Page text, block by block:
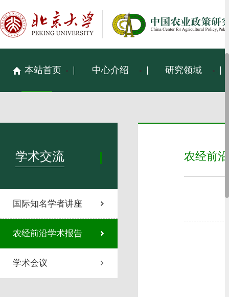
本站首页 中心介绍 研究领域
学术交流
国际知名学者讲座
农经前沿学术报告
学术会议
农经前